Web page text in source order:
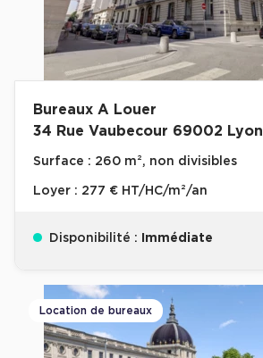
Bureaux A Louer
34 Rue Vaubecour 69002 Lyon
Surface : 260 m², non divisibles
Loyer : 277 € HT/HC/m²/an
Disponibilité : Immédiate
Location de bureaux